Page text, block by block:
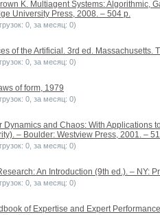
K. Multiagent Systems: Algorithmic,
University Press, 2008. – 504 p.
0, за месяц: 0)
of the Artificial. 3rd ed. Massachusetts.
0, за месяц: 0)
of form, 1979
0, за месяц: 0)
Dynamics and Chaos: With Applications
– Boulder: Westview Press, 2001. –
0, за месяц: 0)
An Introduction (9th ed.). – NY:
0, за месяц: 0)
of Expertise and Expert